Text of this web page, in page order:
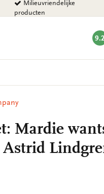
Milieuvriendelijke
producten
9.2
Mardie